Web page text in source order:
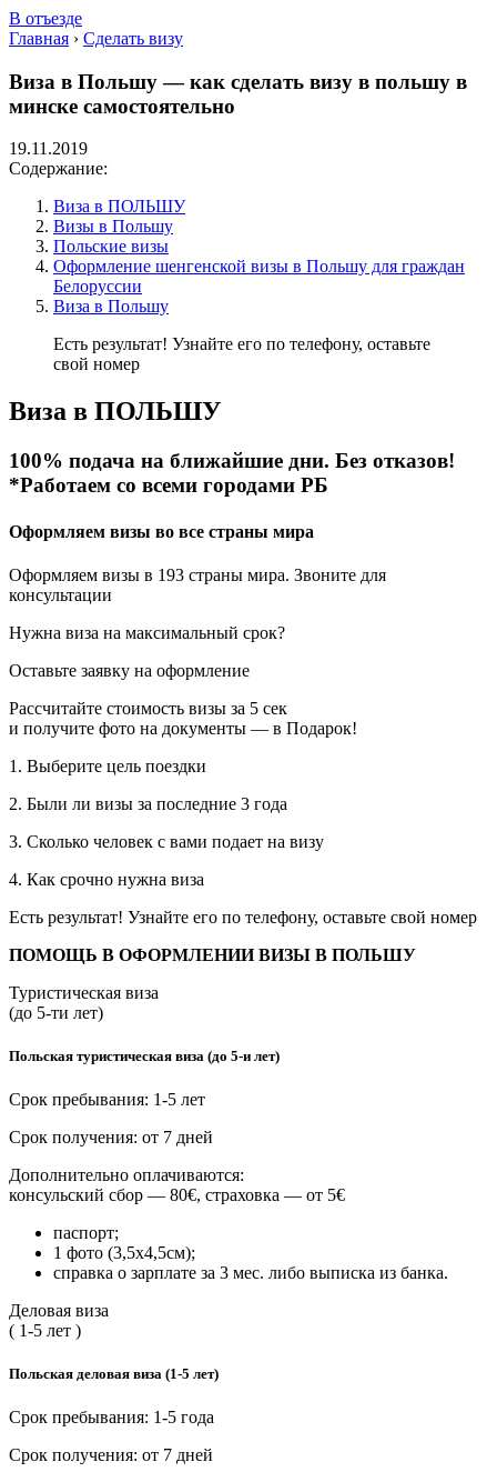
В отъезде
Главная › Сделать визу
Виза в Польшу — как сделать визу в польшу в
минске самостоятельно
19.11.2019
Содержание:
Виза в ПОЛЬШУ
Визы в Польшу
Польские визы
Оформление шенгенской визы в Польшу для граждан
Белоруссии
Виза в Польшу
Есть результат! Узнайте его по телефону, оставьте
свой номер
Виза в ПОЛЬШУ
100% подача на ближайшие дни. Без отказов!
*Работаем со всеми городами РБ
Оформляем визы во все страны мира
Оформляем визы в 193 страны мира. Звоните для
консультации
Нужна виза на максимальный срок?
Оставьте заявку на оформление
Рассчитайте стоимость визы за 5 сек
и получите фото на документы — в Подарок!
1. Выберите цель поездки
2. Были ли визы за последние 3 года
3. Сколько человек с вами подает на визу
4. Как срочно нужна виза
Есть результат! Узнайте его по телефону, оставьте свой номер
ПОМОЩЬ В ОФОРМЛЕНИИ ВИЗЫ В ПОЛЬШУ
Туристическая виза
(до 5-ти лет)
Польская туристическая виза (до 5-и лет)
Срок пребывания: 1-5 лет
Срок получения: от 7 дней
Дополнительно оплачиваются:
консульский сбор — 80€, страховка — от 5€
паспорт;
1 фото (3,5х4,5см);
справка о зарплате за 3 мес. либо выписка из банка.
Деловая виза
( 1-5 лет )
Польская деловая виза (1-5 лет)
Срок пребывания: 1-5 года
Срок получения: от 7 дней